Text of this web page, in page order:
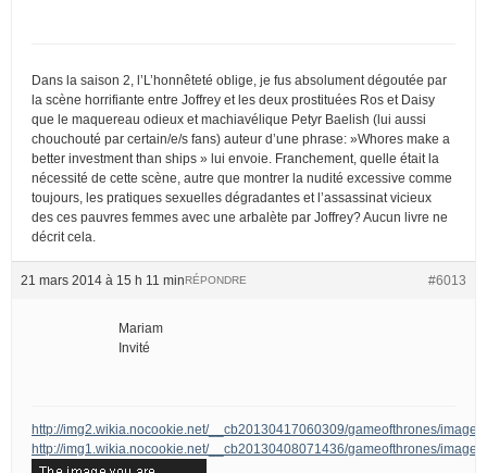
Dans la saison 2, l’L’honnêteté oblige, je fus absolument dégoutée par
la scène horrifiante entre Joffrey et les deux prostituées Ros et Daisy
que le maquereau odieux et machiavélique Petyr Baelish (lui aussi
chouchouté par certain/e/s fans) auteur d’une phrase: »Whores make a
better investment than ships » lui envoie. Franchement, quelle était la
nécessité de cette scène, autre que montrer la nudité excessive comme
toujours, les pratiques sexuelles dégradantes et l’assassinat vicieux
des ces pauvres femmes avec une arbalète par Joffrey? Aucun livre ne
décrit cela.
21 mars 2014 à 15 h 11 min #6013
RÉPONDRE
Mariam
Invité
http://img2.wikia.nocookie.net/__cb20130417060309/gameofthrones/
http://img1.wikia.nocookie.net/__cb20130408071436/gameofthrones/